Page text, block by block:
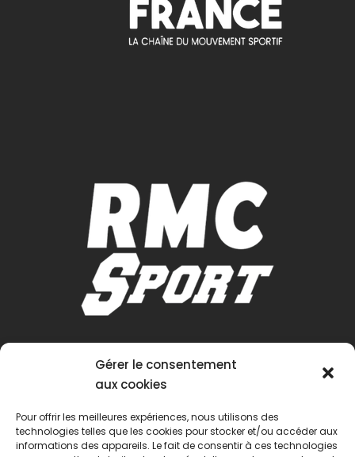
Gérer le consentement
aux cookies
Pour offrir les meilleures expériences, nous utilisons des
technologies telles que les cookies pour stocker et/ou accéder aux
informations des appareils. Le fait de consentir à ces technologies